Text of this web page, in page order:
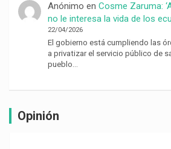
Anónimo en Cosme Zaruma:
no le interesa la vida de los
22/04/2026
El gobierno está cumpliendo las
a privatizar el servicio público de
pueblo…
Opinión